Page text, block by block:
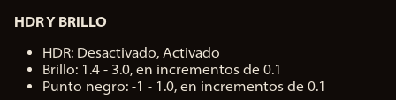
HDR Y BRILLO
HDR: Desactivado, Activado
Brillo: 1.4 - 3.0, en incrementos de 0.1
Punto negro: -1 - 1.0, en incrementos de 0.1